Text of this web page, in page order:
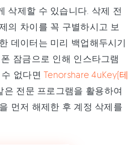
삭제할 수 있습니다. 삭제 전
의 차이를 꼭 구별하시고 보
데이터는 미리 백업해두시기
잠금으로 인해 인스타그램
수 없다면Tenorshare 4uKey(테
은 전문 프로그램을 활용하여
먼저 해제한 후 계정 삭제를